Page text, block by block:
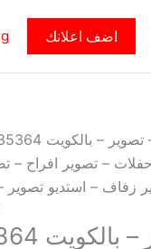
اضف اعلانك
– تصوير افراح –
زفاف – استديو